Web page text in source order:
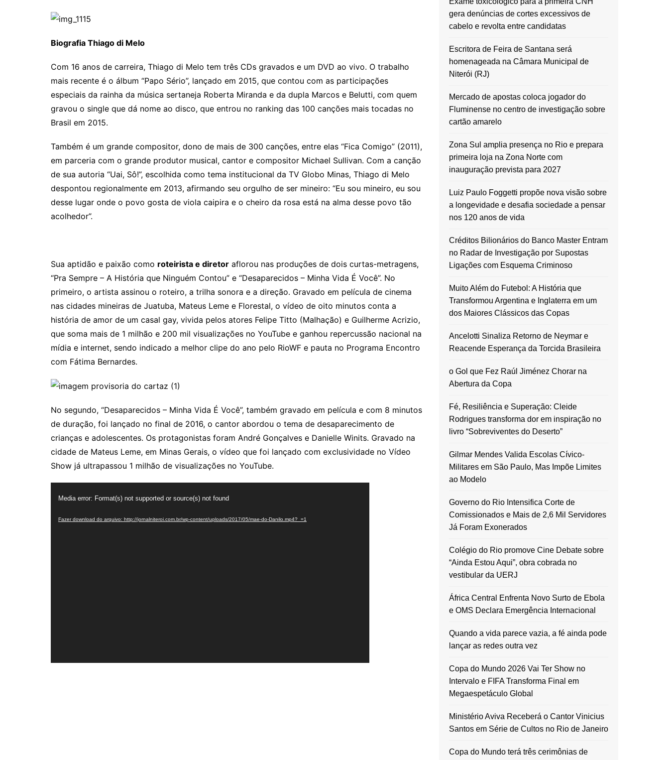
Biografia Thiago di Melo
Com 16 anos de carreira, Thiago di Melo tem três CDs gravados e um DVD ao vivo. O trabalho
mais recente é o álbum “Papo Sério”, lançado em 2015, que contou com as participações
especiais da rainha da música sertaneja Roberta Miranda e da dupla Marcos e Belutti, com quem
gravou o single que dá nome ao disco, que entrou no ranking das 100 canções mais tocadas no
Brasil em 2015.
Também é um grande compositor, dono de mais de 300 canções, entre elas “Fica Comigo” (2011),
em parceria com o grande produtor musical, cantor e compositor Michael Sullivan. Com a canção
de sua autoria “Uai, Sô!”, escolhida como tema institucional da TV Globo Minas, Thiago di Melo
despontou regionalmente em 2013, afirmando seu orgulho de ser mineiro: “Eu sou mineiro, eu sou
desse lugar onde o povo gosta de viola caipira e o cheiro da rosa está na alma desse povo tão
acolhedor”.
Sua aptidão e paixão como roteirista e diretor aflorou nas produções de dois curtas-metragens,
“Pra Sempre – A História que Ninguém Contou” e “Desaparecidos – Minha Vida É Você”. No
primeiro, o artista assinou o roteiro, a trilha sonora e a direção. Gravado em película de cinema
nas cidades mineiras de Juatuba, Mateus Leme e Florestal, o vídeo de oito minutos conta a
história de amor de um casal gay, vivida pelos atores Felipe Titto (Malhação) e Guilherme Acrizio,
que soma mais de 1 milhão e 200 mil visualizações no YouTube e ganhou repercussão nacional na
mídia e internet, sendo indicado a melhor clipe do ano pelo RioWF e pauta no Programa Encontro
com Fátima Bernardes.
No segundo, “Desaparecidos – Minha Vida É Você”, também gravado em película e com 8 minutos
de duração, foi lançado no final de 2016, o cantor abordou o tema de desaparecimento de
crianças e adolescentes. Os protagonistas foram André Gonçalves e Danielle Winits. Gravado na
cidade de Mateus Leme, em Minas Gerais, o vídeo que foi lançado com exclusividade no Vídeo
Show já ultrapassou 1 milhão de visualizações no YouTube.
deMedia error: Format(s) not supported or source(s) not found
Fazer download do arquivo: http://jornalniteroi.com.br/wp-content/uploads/2017/05/mae-do-Danilo.mp4?_=1
gera denúncias de cortes excessivos de
cabelo e revolta entre candidatas
Escritora de Feira de Santana será
homenageada na Câmara Municipal de
Niterói (RJ)
Mercado de apostas coloca jogador do
Fluminense no centro de investigação sobre
cartão amarelo
Zona Sul amplia presença no Rio e prepara
primeira loja na Zona Norte com
inauguração prevista para 2027
Luiz Paulo Foggetti propõe nova visão sobre
a longevidade e desafia sociedade a pensar
nos 120 anos de vida
Créditos Bilionários do Banco Master Entram
no Radar de Investigação por Supostas
Ligações com Esquema Criminoso
Muito Além do Futebol: A História que
Transformou Argentina e Inglaterra em um
dos Maiores Clássicos das Copas
Ancelotti Sinaliza Retorno de Neymar e
Reacende Esperança da Torcida Brasileira
o Gol que Fez Raúl Jiménez Chorar na
Abertura da Copa
Fé, Resiliência e Superação: Cleide
Rodrigues transforma dor em inspiração no
livro “Sobreviventes do Deserto”
Gilmar Mendes Valida Escolas Cívico-
Militares em São Paulo, Mas Impõe Limites
ao Modelo
Governo do Rio Intensifica Corte de
Comissionados e Mais de 2,6 Mil Servidores
Já Foram Exonerados
Colégio do Rio promove Cine Debate sobre
“Ainda Estou Aqui”, obra cobrada no
vestibular da UERJ
África Central Enfrenta Novo Surto de Ebola
e OMS Declara Emergência Internacional
Quando a vida parece vazia, a fé ainda pode
lançar as redes outra vez
Copa do Mundo 2026 Vai Ter Show no
Intervalo e FIFA Transforma Final em
Megaespetáculo Global
Ministério Aviva Receberá o Cantor Vinicius
Santos em Série de Cultos no Rio de Janeiro
Copa do Mundo terá três cerimônias de